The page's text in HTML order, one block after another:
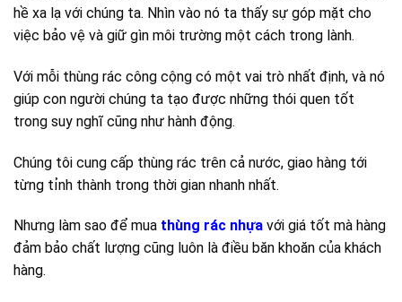
hề xa lạ với chúng ta. Nhìn vào nó ta thấy sự góp mặt cho
việc bảo vệ và giữ gìn môi trường một cách trong lành.
Với mỗi thùng rác công cộng có một vai trò nhất định, và nó
giúp con người chúng ta tạo được những thói quen tốt
trong suy nghĩ cũng như hành động.
Chúng tôi cung cấp thùng rác trên cả nước, giao hàng tới
từng tỉnh thành trong thời gian nhanh nhất.
Nhưng làm sao để mua thùng rác nhựa với giá tốt mà hàng
đảm bảo chất lượng cũng luôn là điều băn khoăn của khách
hàng.